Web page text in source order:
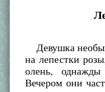
Девушка
на лепестки
олень,
Вечером они